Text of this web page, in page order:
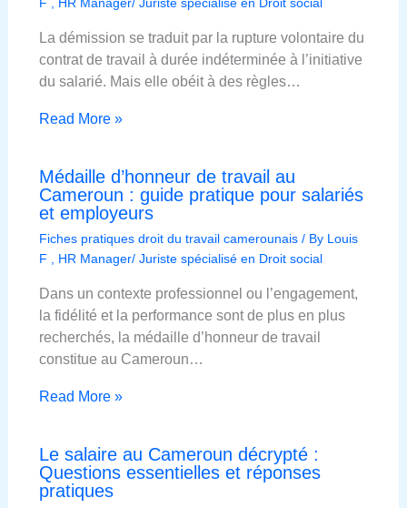
F , HR Manager/ Juriste spécialisé en Droit social
La démission se traduit par la rupture volontaire du
contrat de travail à durée indéterminée à l’initiative
du salarié. Mais elle obéit à des règles…
Read More »
Médaille d’honneur de travail au
Cameroun : guide pratique pour salariés
et employeurs
Fiches pratiques droit du travail camerounais/ By Louis
F , HR Manager/ Juriste spécialisé en Droit social
Dans un contexte professionnel ou l’engagement,
la fidélité et la performance sont de plus en plus
recherchés, la médaille d’honneur de travail
constitue au Cameroun…
Read More »
Le salaire au Cameroun décrypté :
Questions essentielles et réponses
pratiques